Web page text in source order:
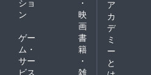
ン
映
画
ゲー
ム・
サー
ビス
書
籍
・
雑
ア
カ
デ
ミ
ー
と